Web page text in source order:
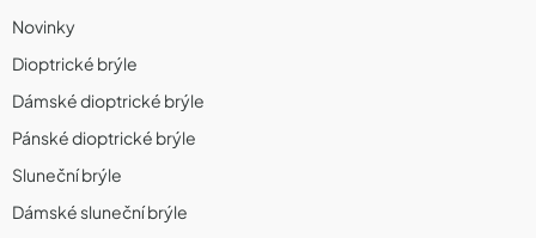
Novinky
Dioptrické brýle
Dámské dioptrické brýle
Pánské dioptrické brýle
Sluneční brýle
Dámské sluneční brýle